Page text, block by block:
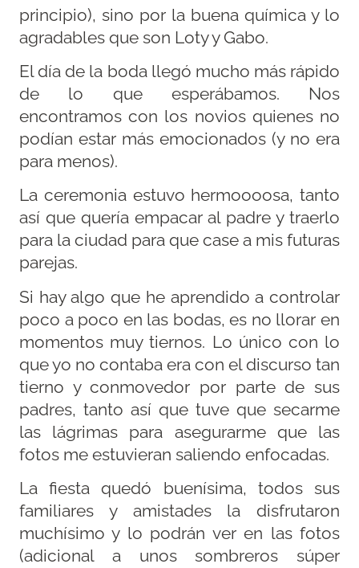
principio), sino por la buena química y lo
agradables que son Loty y Gabo.
El día de la boda llegó mucho más rápido
de lo que esperábamos. Nos
encontramos con los novios quienes no
podían estar más emocionados (y no era
para menos).
La ceremonia estuvo hermoooosa, tanto
así que quería empacar al padre y traerlo
para la ciudad para que case a mis futuras
parejas.
Si hay algo que he aprendido a controlar
poco a poco en las bodas, es no llorar en
momentos muy tiernos. Lo único con lo
que yo no contaba era con el discurso tan
tierno y conmovedor por parte de sus
padres, tanto así que tuve que secarme
las lágrimas para asegurarme que las
fotos me estuvieran saliendo enfocadas.
La fiesta quedó buenísima, todos sus
familiares y amistades la disfrutaron
muchísimo y lo podrán ver en las fotos
(adicional a unos sombreros súper